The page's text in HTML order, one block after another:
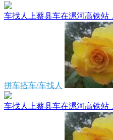
车找人上蔡县车在漯河高铁
拼车搭车/车找人
车找人上蔡县车在漯河高铁